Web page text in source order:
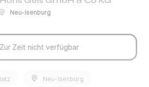
Neu-Isenburg
Zur Zeit nicht verfügbar
Neu-Isenburg